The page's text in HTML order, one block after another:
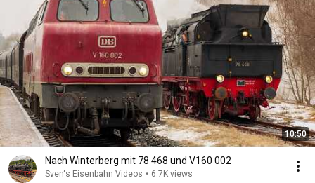
10:50
Nach Winterberg mit 78 468 und V160 002
Sven‘s Eisenbahn Videos • 6.7K views